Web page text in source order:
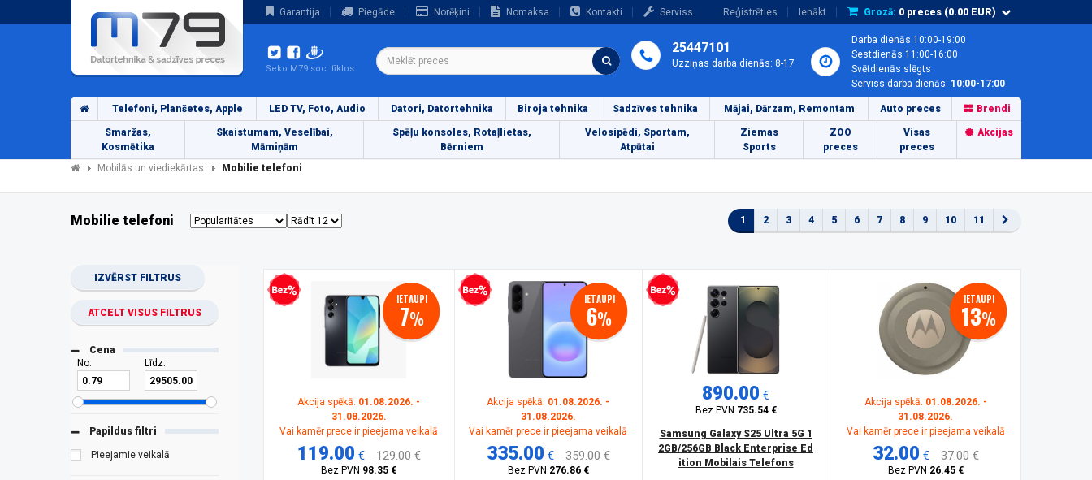
Garantija Piegāde Norēķini Nomaksa Kontakti Serviss Reģistrēties Ienākt Grozā: 0 preces (0.00 EUR)
Seko M79 soc. tīklos
25447101
Uzziņas darba dienās: 8-17
Darba dienās 10:00-19:00
Sestdienās 11:00-16:00
Svētdienās slēgts
Serviss darba dienās: 10:00-17:00
Telefoni, Planšetes, Apple LED TV, Foto, Audio Datori, Datortehnika Biroja tehnika Sadzīves tehnika Mājai, Dārzam, Remontam Auto preces Brendi
Smaržas,
Kosmētika
Skaistumam, Veselībai,
Māmiņām
Spēļu konsoles, Rotaļlietas,
Bērniem
Velosipēdi, Sportam,
Atpūtai
Ziemas
Sports
ZOO
preces
Visas
preces
Akcijas
Mobilās un viediekārtas Mobilie telefoni
Mobilie telefoni 1 2 3 4 5 6 7 8 9 10 11
IZVĒRST FILTRUS
ATCELT VISUS FILTRUS
Cena
No:
Līdz:
Papildus filtri
Pieejamie veikalā
Bezprocentu kredīts IETAUPI
7%
Akcija spēkā: 01.08.2026. -
31.08.2026.
Vai kamēr prece ir pieejama veikalā
119.00 € 129.00 €
Bez PVN 98.35 €
Bezprocentu kredīts IETAUPI
6%
Akcija spēkā: 01.08.2026. -
31.08.2026.
Vai kamēr prece ir pieejama veikalā
335.00 € 359.00 €
Bez PVN 276.86 €
Bezprocentu kredīts
890.00 €
Bez PVN 735.54 €
Samsung Galaxy S25 Ultra 5G 1
2GB/256GB Black Enterprise Ed
ition Mobilais Telefons
IETAUPI
13%
Akcija spēkā: 01.08.2026. -
31.08.2026.
Vai kamēr prece ir pieejama veikalā
32.00 € 37.00 €
Bez PVN 26.45 €